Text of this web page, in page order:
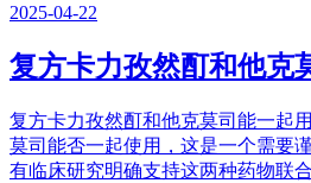
2025-04-22
复方卡力孜然酊和他克
复方卡力孜然酊和他克莫司能一起
莫司能否一起使用，这是一个需要
有临床研究明确支持这两种药物联